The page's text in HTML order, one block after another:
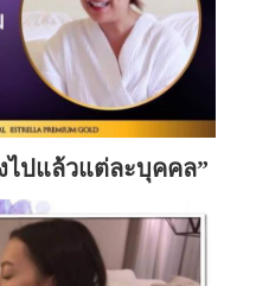
ไปแล้วแต่ละบุคคล”